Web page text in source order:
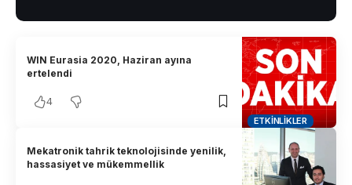
ETKINLIKLER
WIN Eurasia 2020, Haziran ayına
ertelendi
4
Mekatronik tahrik teknolojisinde yenilik,
hassasiyet ve mükemmellik